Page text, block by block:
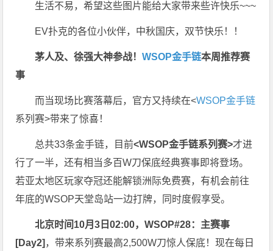
生活不易，希望这些图片能给大家带来些许快乐~~~
EV扑克的各位小伙伴，中秋国庆，双节快乐！！
茅人及、徐强大神参战！WSOP金手链本周推荐赛
事
而当现场比赛落幕后，官方又持续在<WSOP金手链
系列赛>带来了惊喜！
总共33条金手链，目前<WSOP金手链系列赛>才进
行了一半，还有相当多百W刀保底经典赛事即将登场。
若亚太地区玩家夺冠还能解锁洲际免费赛，有机会前往
年底的WSOP天堂岛站一边打牌，同时度假享受。
北京时间10月3日02:00，WSOP#28：主赛事
[Day2] ，带来系列赛最高2,500W刀惊人保底！现在每日